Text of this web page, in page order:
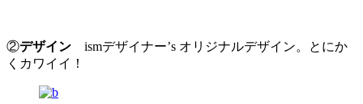
②デザイン ismデザイナー’s オリジナルデザイン。とにか
くカワイイ！